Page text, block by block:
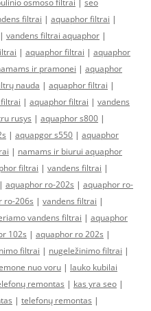
osmoso filtrai | seo
filtrai | aquaphor filtrai |
| vandens filtrai aquaphor |
| aquaphor filtrai | aquaphor
ir pramonei | aquaphor
nauda | aquaphor filtrai |
| aquaphor filtrai | vandens
rusys | aquaphor s800 |
| aquapgor s550 | aquaphor
| namams ir biurui aquaphor
filtrai | vandens filtrai |
| aquaphor ro-202s | aquaphor ro-
ro-206s | vandens filtrai |
vandens filtrai | aquaphor
102s | aquaphor ro 202s |
filtrai | nugeležinimo filtrai |
nuo voru | lauko kubilai
remontas | kas yra seo |
| telefonų remontas |